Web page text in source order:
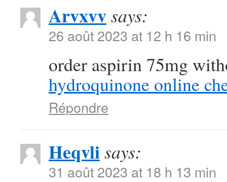
Arvxvvsays:
26 août 2023 at 12 h 16 min
order aspirin 75mg
hydroquinone online
Répondre
Heqvlisays:
31 août 2023 at 18 h 13 min